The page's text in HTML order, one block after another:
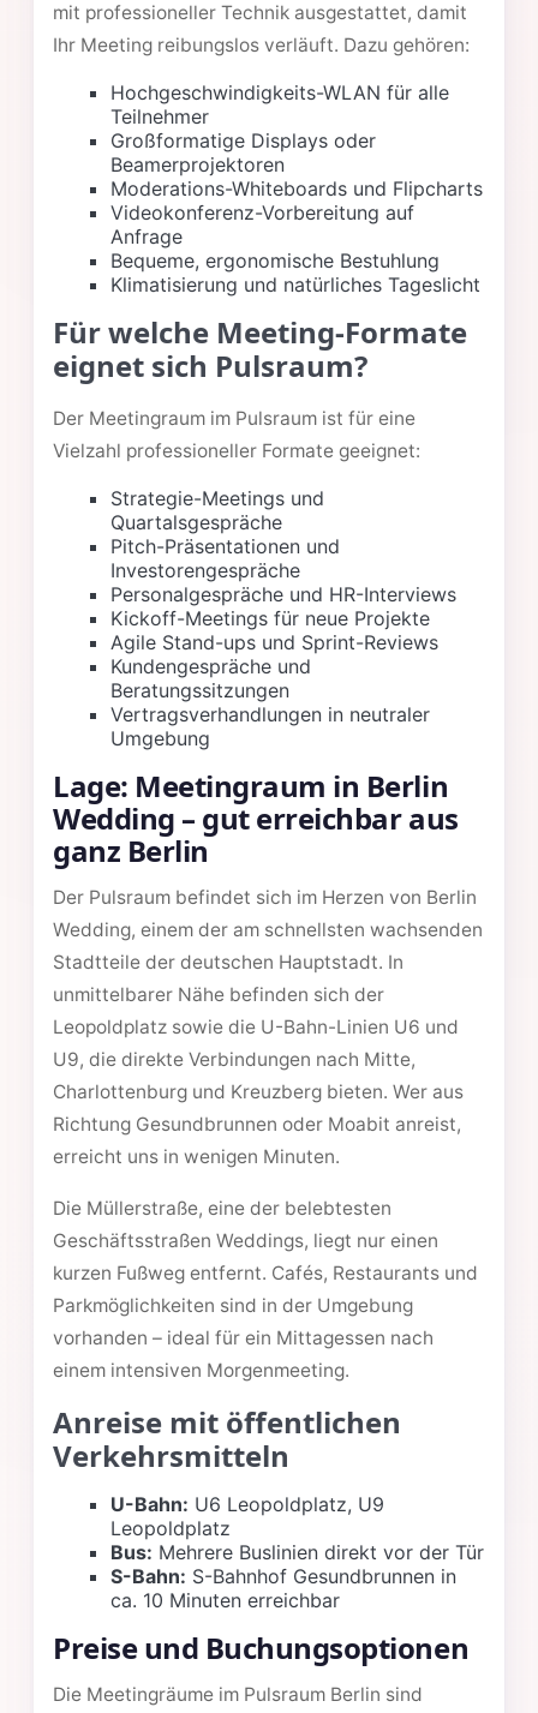
mit professioneller Technik ausgestattet, damit
Ihr Meeting reibungslos verläuft. Dazu gehören:
Hochgeschwindigkeits-WLAN für alle
Teilnehmer
Großformatige Displays oder
Beamerprojektoren
Moderations-Whiteboards und Flipcharts
Videokonferenz-Vorbereitung auf
Anfrage
Bequeme, ergonomische Bestuhlung
Klimatisierung und natürliches Tageslicht
Für welche Meeting-Formate
eignet sich Pulsraum?
Der Meetingraum im Pulsraum ist für eine
Vielzahl professioneller Formate geeignet:
Strategie-Meetings und
Quartalsgespräche
Pitch-Präsentationen und
Investorengespräche
Personalgespräche und HR-Interviews
Kickoff-Meetings für neue Projekte
Agile Stand-ups und Sprint-Reviews
Kundengespräche und
Beratungssitzungen
Vertragsverhandlungen in neutraler
Umgebung
Lage: Meetingraum in Berlin
Wedding – gut erreichbar aus
ganz Berlin
Der Pulsraum befindet sich im Herzen von Berlin
Wedding, einem der am schnellsten wachsenden
Stadtteile der deutschen Hauptstadt. In
unmittelbarer Nähe befinden sich der
Leopoldplatz sowie die U-Bahn-Linien U6 und
U9, die direkte Verbindungen nach Mitte,
Charlottenburg und Kreuzberg bieten. Wer aus
Richtung Gesundbrunnen oder Moabit anreist,
erreicht uns in wenigen Minuten.
Die Müllerstraße, eine der belebtesten
Geschäftsstraßen Weddings, liegt nur einen
kurzen Fußweg entfernt. Cafés, Restaurants und
Parkmöglichkeiten sind in der Umgebung
vorhanden – ideal für ein Mittagessen nach
einem intensiven Morgenmeeting.
Anreise mit öffentlichen
Verkehrsmitteln
U-Bahn: U6 Leopoldplatz, U9
Leopoldplatz
Bus: Mehrere Buslinien direkt vor der Tür
S-Bahn: S-Bahnhof Gesundbrunnen in
ca. 10 Minuten erreichbar
Preise und Buchungsoptionen
Die Meetingräume im Pulsraum Berlin sind